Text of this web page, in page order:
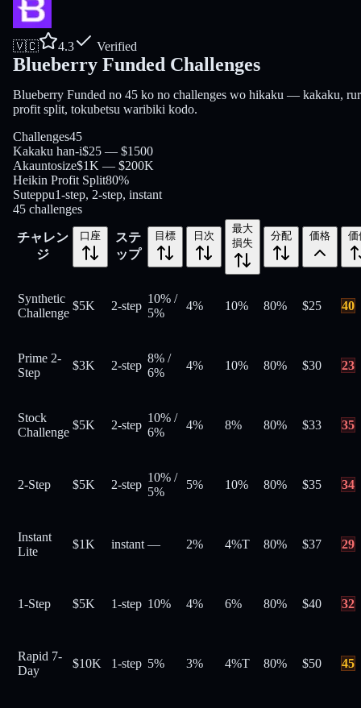
🇻🇨 4.3 Verified
Blueberry Funded Challenges
Blueberry Funded no 45 ko no challenges wo hikaku — kakaku,
profit split, tokubetsu waribiki kodo.
Challenges45
Kakaku han-i$25 — $1500
Akauntosize$1K — $200K
Heikin Profit Split80%
Suteppu1-step, 2-step, instant
45 challenges
チャレン
ジ
口座
ステ
ップ
目標 日次
最大
損失
分配 価格 価
Synthetic
Challenge
$5K 2-step
10% /
5%
4% 10% 80% $25 40
Prime 2-
Step
$3K 2-step
8% /
6%
4% 10% 80% $30 23
Stock
Challenge
$5K 2-step
10% /
6%
4% 8% 80% $33 35
2-Step $5K 2-step
10% /
5%
5% 10% 80% $35 34
Instant
Lite
$1K instant — 2% 4%T 80% $37 29
1-Step $5K 1-step 10% 4% 6% 80% $40 32
Rapid 7-
Day
$10K 1-step 5% 3% 4%T 80% $50 45